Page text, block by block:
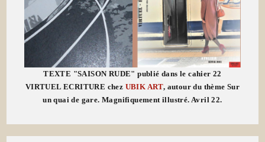
TEXTE "SAISON RUDE" publié dans le cahier 22
VIRTUEL ECRITURE chez UBIK ART, autour du thème Sur
un quai de gare. Magnifiquement illustré. Avril 22.